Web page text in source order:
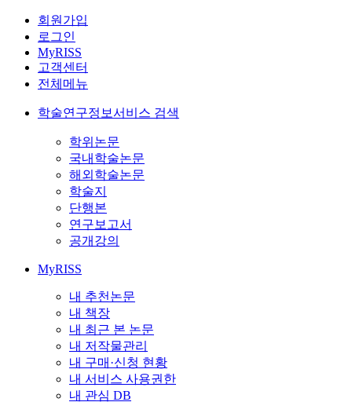
회원가입
로그인
MyRISS
고객센터
전체메뉴
학술연구정보서비스 검색
학위논문
국내학술논문
해외학술논문
학술지
단행본
연구보고서
공개강의
MyRISS
내 추천논문
내 책장
내 최근 본 논문
내 저작물관리
내 구매·신청 현황
내 서비스 사용권한
내 관심 DB